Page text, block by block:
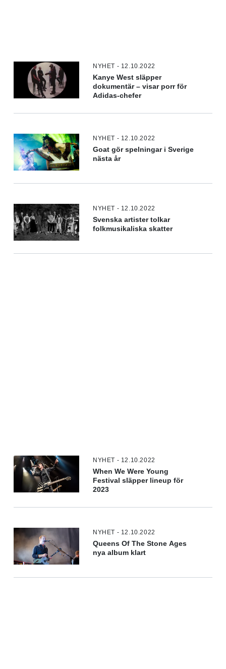
NYHET - 12.10.2022
Kanye West släpper
dokumentär – visar porr för
Adidas-chefer
NYHET - 12.10.2022
Goat gör spelningar i Sverige
nästa år
NYHET - 12.10.2022
Svenska artister tolkar
folkmusikaliska skatter
NYHET - 12.10.2022
When We Were Young
Festival släpper lineup för
2023
NYHET - 12.10.2022
Queens Of The Stone Ages
nya album klart